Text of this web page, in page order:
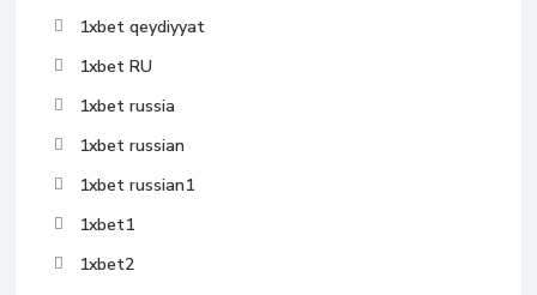
1xbet qeydiyyat
1xbet RU
1xbet russia
1xbet russian
1xbet russian1
1xbet1
1xbet2